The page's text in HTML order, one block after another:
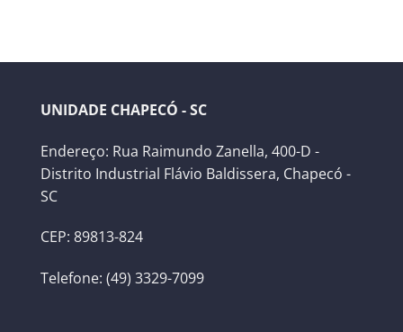
UNIDADE CHAPECÓ - SC
Endereço: Rua Raimundo Zanella, 400-D -
Distrito Industrial Flávio Baldissera, Chapecó -
SC
CEP: 89813-824
Telefone: (49) 3329-7099